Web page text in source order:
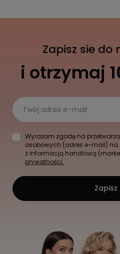
Zapisz sie do
i otrzymaj
Twój adres e-mail
Wyrażam zgodę na
osobowych (adres e-mail) na
z informacją handlową
prywatności.
Zapisz